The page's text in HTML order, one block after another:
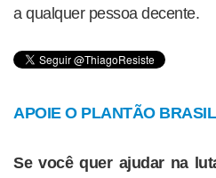
a qualquer pessoa decente.
APOIE O PLANTÃO
Se você quer ajudar na